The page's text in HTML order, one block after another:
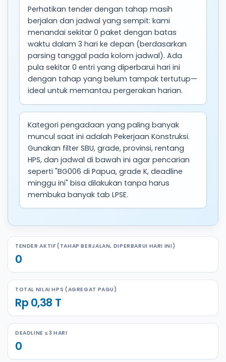
Perhatikan tender dengan tahap masih
berjalan dan jadwal yang sempit: kami
menandai sekitar 0 paket dengan batas
waktu dalam 3 hari ke depan (berdasarkan
parsing tanggal pada kolom jadwal). Ada
pula sekitar 0 entri yang diperbarui hari ini
dengan tahap yang belum tampak tertutup—
ideal untuk memantau pergerakan harian.
Kategori pengadaan yang paling banyak
muncul saat ini adalah Pekerjaan Konstruksi.
Gunakan filter SBU, grade, provinsi, rentang
HPS, dan jadwal di bawah ini agar pencarian
seperti "BG006 di Papua, grade K, deadline
minggu ini" bisa dilakukan tanpa harus
membuka banyak tab LPSE.
TENDER AKTIF (TAHAP BERJALAN, DIPERBARUI HARI INI)
0
TOTAL NILAI HPS (AGREGAT PAGU)
Rp 0,38 T
DEADLINE ≤ 3 HARI
0